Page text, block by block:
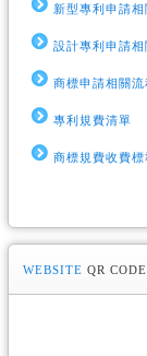
新型專利申請相
設計專利申請相
商標申請相關流
專利規費清單
商標規費收費標
WEBSITE QR CODE